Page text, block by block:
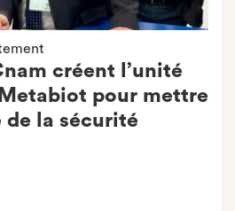
créent l’unité
pour mettre
de la sécurité